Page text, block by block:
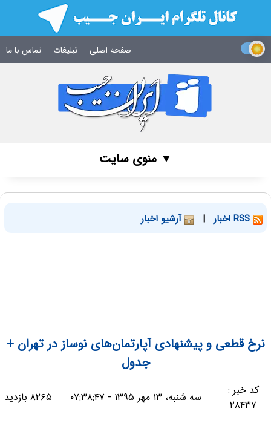
صفحه اصلی تبلیغات تماس با ما
▼ منوی سایت
| آرشیو اخبار
نرخ قطعی و پیشنهادی آپارتمان‌های نوساز در تهران +
جدول
کد خبر :
۲۸۴۳۷
سه شنبه، ۱۳ مهر ۱۳۹۵ - ۰۷:۳۸:۴۷ ۸۲۶۵ بازدید